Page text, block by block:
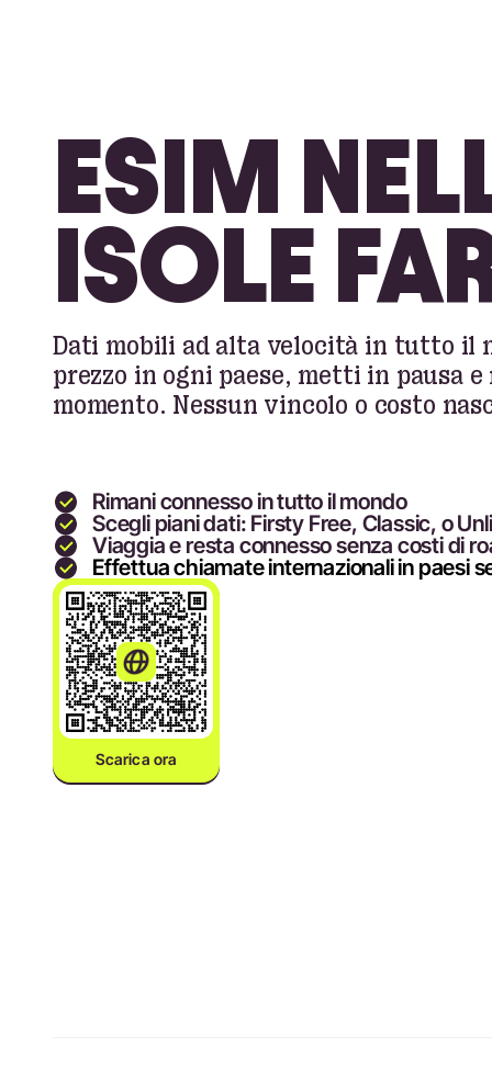
ESIM
ISOLE
Dati mobili ad alta velocità in tutto il
prezzo in ogni paese, metti in pausa
momento. Nessun vincolo o costo
Rimani connesso in tutto il mondo
Scegli piani dati: Firsty Free, Classic, o
Viaggia e resta connesso senza costi di
Effettua chiamate internazionali in paesi
Scarica ora